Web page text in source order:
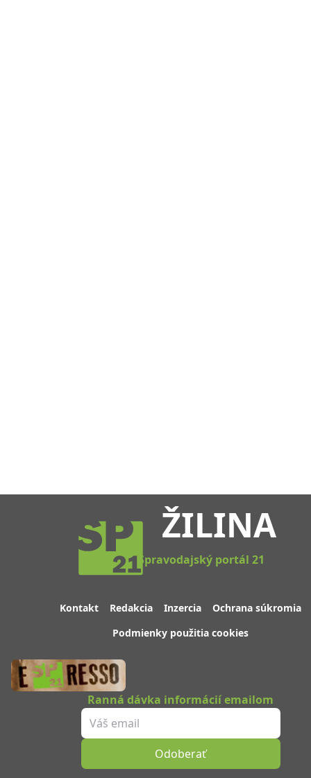
ŽILINA
Spravodajský portál 21
Kontakt Redakcia Inzercia
Ochrana súkromia
Podmienky použitia cookies
Ranná dávka informácií emailom
Odoberať